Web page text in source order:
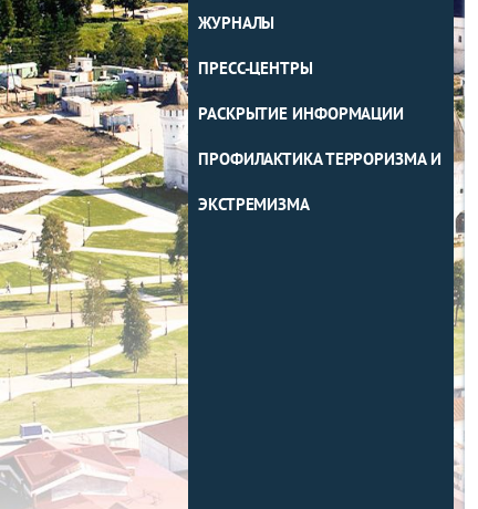
ЖУРНАЛЫ
ПРЕСС-ЦЕНТРЫ
РАСКРЫТИЕ ИНФОРМАЦИИ
ПРОФИЛАКТИКА ТЕРРОРИЗМА И
ЭКСТРЕМИЗМА